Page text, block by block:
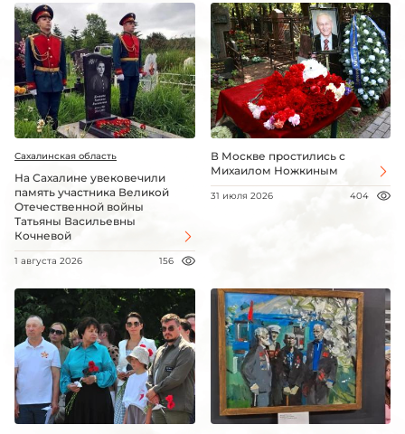
Сахалинская область
На Сахалине увековечили
память участника Великой
Отечественной войны
Татьяны Васильевны
Кочневой
1 августа 2026 156
В Москве простились с
Михаилом Ножкиным
31 июля 2026 404